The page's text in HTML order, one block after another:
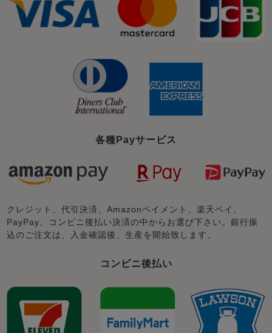
各種Payサービス
クレジット、代引決済、Amazonペイメント、楽天ペイ、
PayPay、コンビニ後払い決済の中からお選び下さい。銀行振
込のご注文は、入金確認後、生産を開始致します。
コンビニ後払い